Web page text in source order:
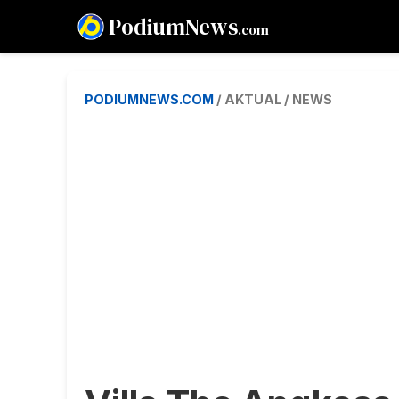
PodiumNews.com
PODIUMNEWS.COM / AKTUAL / NEWS